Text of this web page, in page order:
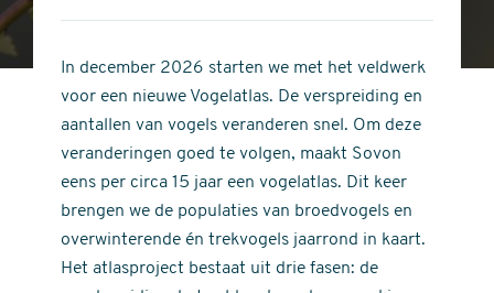
stars
of
stars
In december 2026 starten we met het veldwerk
voor een nieuwe Vogelatlas. De verspreiding en
aantallen van vogels veranderen snel. Om deze
veranderingen goed te volgen, maakt Sovon
eens per circa 15 jaar een vogelatlas. Dit keer
brengen we de populaties van broedvogels en
overwinterende én trekvogels jaarrond in kaart.
Het atlasproject bestaat uit drie fasen: de